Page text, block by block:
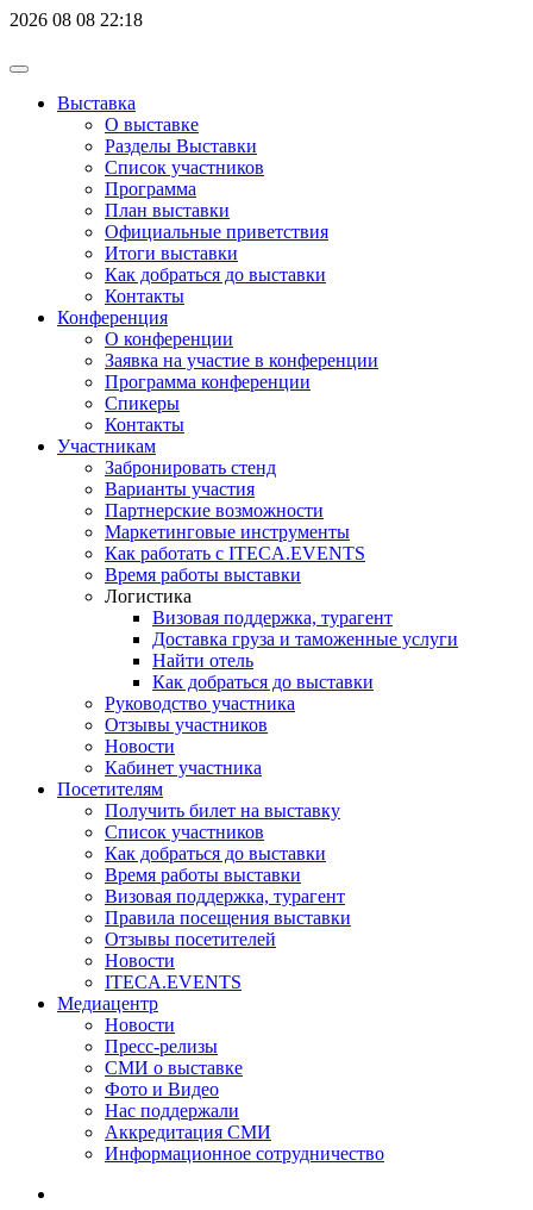
2026 08 08 22:18
Выставка
О выставке
Разделы Выставки
Список участников
Программа
План выставки
Официальные приветствия
Итоги выставки
Как добраться до выставки
Контакты
Конференция
О конференции
Заявка на участие в конференции
Программа конференции
Спикеры
Контакты
Участникам
Забронировать стенд
Варианты участия
Партнерские возможности
Маркетинговые инструменты
Как работать с ITECA.EVENTS
Время работы выставки
Логистика
Визовая поддержка, турагент
Доставка груза и таможенные услуги
Найти отель
Как добраться до выставки
Руководство участника
Отзывы участников
Новости
Кабинет участника
Посетителям
Получить билет на выставку
Список участников
Как добраться до выставки
Время работы выставки
Визовая поддержка, турагент
Правила посещения выставки
Отзывы посетителей
Новости
ITECA.EVENTS
Медиацентр
Новости
Пресс-релизы
СМИ о выставке
Фото и Видео
Нас поддержали
Аккредитация СМИ
Информационное сотрудничество